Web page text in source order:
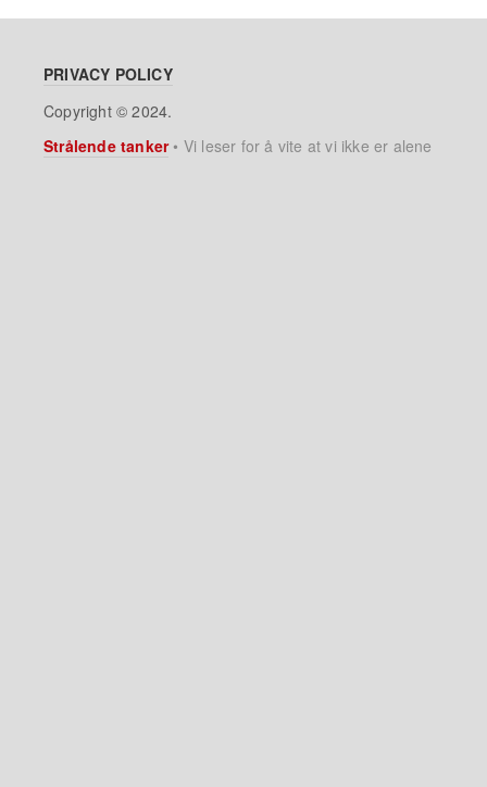
PRIVACY POLICY
Copyright © 2024.
Strålende tanker• Vi leser for å vite at vi ikke er alene